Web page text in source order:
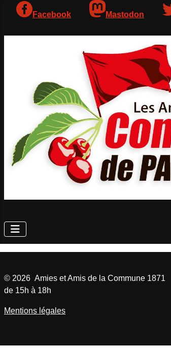
Facebook Mastodon
© 2026 Amies et Amis de la Commune
de 15h à 18h
Mentions légales